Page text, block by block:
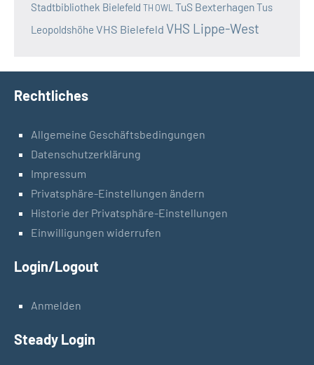
Stadtbibliothek Bielefeld TH OWL TuS BexterhagenTus
Leopoldshöhe VHS Bielefeld VHS Lippe-West
Rechtliches
Allgemeine Geschäftsbedingungen
Datenschutzerklärung
Impressum
Privatsphäre-Einstellungen ändern
Historie der Privatsphäre-Einstellungen
Einwilligungen widerrufen
Login/Logout
Anmelden
Steady Login